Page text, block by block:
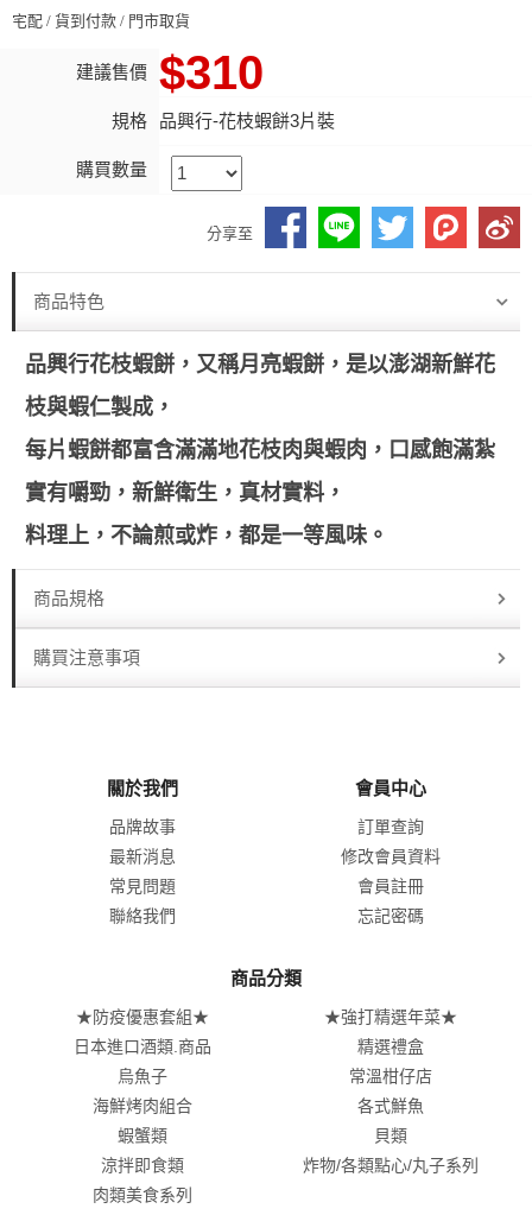
宅配 / 貨到付款 / 門市取貨
建議售價 $310
規格 品興行-花枝蝦餅3片裝
購買數量
分享至
商品特色
品興行花枝蝦餅，又稱月亮蝦餅，是以澎湖新鮮花
枝與蝦仁製成，
每片蝦餅都富含滿滿地花枝肉與蝦肉，口感飽滿紮
實有嚼勁，新鮮衛生，真材實料，
料理上，不論煎或炸，都是一等風味。
商品規格
購買注意事項
關於我們
品牌故事
最新消息
常見問題
聯絡我們
會員中心
訂單查詢
修改會員資料
會員註冊
忘記密碼
商品分類
★防疫優惠套組★
★強打精選年菜★
日本進口酒類.商品
精選禮盒
烏魚子
常溫柑仔店
海鮮烤肉組合
各式鮮魚
蝦蟹類
貝類
涼拌即食類
炸物/各類點心/丸子系列
肉類美食系列